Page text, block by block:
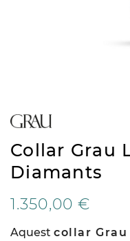
Collar Grau
Diamants
1.350,00 €
Aquest collar